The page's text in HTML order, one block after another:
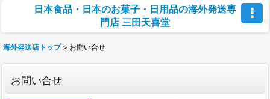
日本食品・日本のお菓子・日用品の海外発送専
門店 三田天喜堂
海外発送店トップ > お問い合せ
お問い合せ